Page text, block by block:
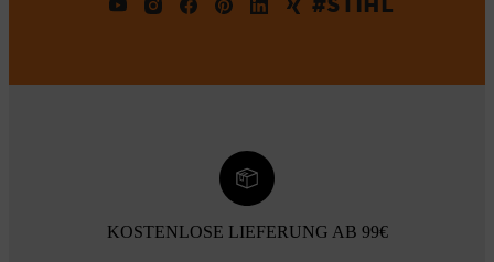
KOSTENLOSE LIEFERUNG AB 99€